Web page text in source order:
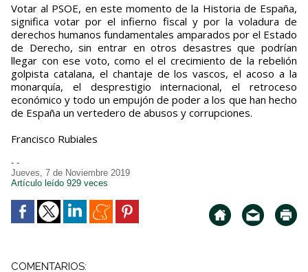
Votar al PSOE, en este momento de la Historia de España,
significa votar por el infierno fiscal y por la voladura de
derechos humanos fundamentales amparados por el Estado
de Derecho, sin entrar en otros desastres que podrían
llegar con ese voto, como el el crecimiento de la rebelión
golpista catalana, el chantaje de los vascos, el acoso a la
monarquía, el desprestigio internacional, el retroceso
económico y todo un empujón de poder a los que han hecho
de España un vertedero de abusos y corrupciones.
Francisco Rubiales
- -
Jueves, 7 de Noviembre 2019
Artículo leído 929 veces
COMENTARIOS: